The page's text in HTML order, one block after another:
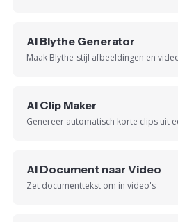
AI Blythe Generator
Maak Blythe-stijl afbeeldingen en
AI Clip Maker
Genereer automatisch korte clips uit
AI Document naar Video
Zet documenttekst om in video's